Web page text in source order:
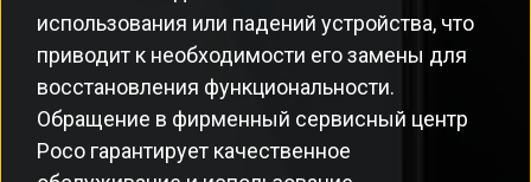
использования или падений устройства, что
приводит к необходимости его замены для
восстановления функциональности.
Обращение в фирменный сервисный центр
Poco гарантирует качественное